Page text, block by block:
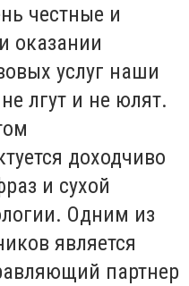
честные и
оказании
услуг наши
лгут и не юлят.
доходчиво
и сухой
Одним из
является
партнер